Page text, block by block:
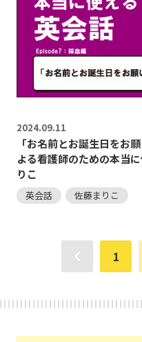
2024.09.11
「お名前とお誕生日をお
よる看護師のための本当
りこ
英会話 佐藤まりこ
1